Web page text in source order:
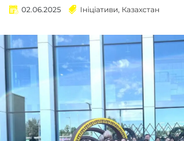
02.06.2025 Ініціативи, Казахстан